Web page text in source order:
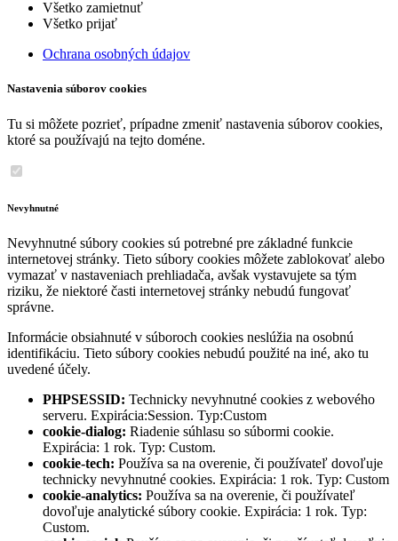
Všetko zamietnuť
Všetko prijať
Ochrana osobných údajov
Nastavenia súborov cookies
Tu si môžete pozrieť, prípadne zmeniť nastavenia súborov cookies,
ktoré sa používajú na tejto doméne.
Nevyhnutné
Nevyhnutné súbory cookies sú potrebné pre základné funkcie
internetovej stránky. Tieto súbory cookies môžete zablokovať alebo
vymazať v nastaveniach prehliadača, avšak vystavujete sa tým
riziku, že niektoré časti internetovej stránky nebudú fungovať
správne.
Informácie obsiahnuté v súboroch cookies neslúžia na osobnú
identifikáciu. Tieto súbory cookies nebudú použité na iné, ako tu
uvedené účely.
PHPSESSID: Technicky nevyhnutné cookies z webového
serveru. Expirácia:Session. Typ:Custom
cookie-dialog: Riadenie súhlasu so súbormi cookie.
Expirácia: 1 rok. Typ: Custom.
cookie-tech: Používa sa na overenie, či používateľ dovoľuje
technicky nevyhnutné cookies. Expirácia: 1 rok. Typ: Custom
cookie-analytics: Používa sa na overenie, či používateľ
dovoľuje analytické súbory cookie. Expirácia: 1 rok. Typ:
Custom.